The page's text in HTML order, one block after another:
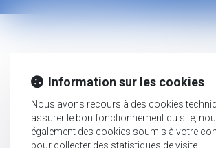
Information sur les cookies
Nous avons recours à des cookies
assurer le bon fonctionnement du site,
également des cookies soumis à votre
pour collecter des statistiques de visite.